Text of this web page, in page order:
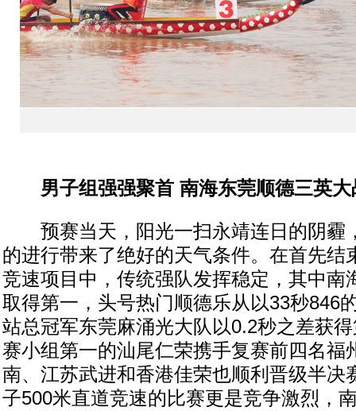
男子组强强聚首 南海东莞顺德三英大
预赛当天，阳光一扫永靖连日的阴霾
的进行带来了绝好的天气条件。在首先结
竞速项目中，传统强队发挥稳定，其中南
取得第一，头号热门顺德乐从以33秒846
站总冠军东莞麻涌光大队以0.2秒之差获
赛小组第一的汕尾仁荣携手复赛前四名福
南、江苏武进和香港佳荣也顺利晋级半决
子500米直道竞速的比赛更是竞争激烈，